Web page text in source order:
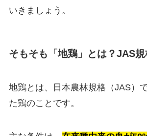
いきましょう。
そもそも「地鶏」とは？JAS
地鶏とは、日本農林規格（JAS）
た鶏のことです。